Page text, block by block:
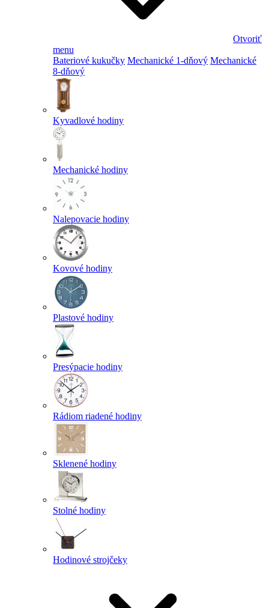
Otvoriť
menu
Bateriové kukučky Mechanické 1-dňový Mechanické
8-dňový
Kyvadlové hodiny
Mechanické hodiny
Nalepovacie hodiny
Kovové hodiny
Plastové hodiny
Presýpacie hodiny
Rádiom riadené hodiny
Sklenené hodiny
Stolné hodiny
Hodinové strojčeky